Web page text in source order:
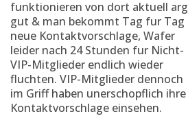
funktionieren von dort aktuell arg
gut & man bekommt Tag fur Tag
neue Kontaktvorschlage, Wafer
leider nach 24 Stunden fur Nicht-
VIP-Mitglieder endlich wieder
fluchten. VIP-Mitglieder dennoch
im Griff haben unerschopflich ihre
Kontaktvorschlage einsehen.